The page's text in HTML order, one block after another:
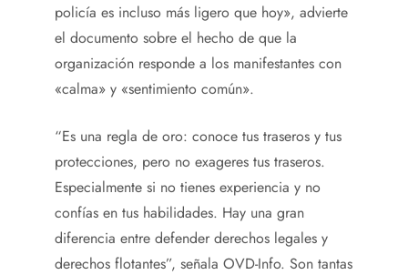
policía es incluso más ligero que hoy», advierte
el documento sobre el hecho de que la
organización responde a los manifestantes con
«calma» y «sentimiento común».
“Es una regla de oro: conoce tus traseros y tus
protecciones, pero no exageres tus traseros.
Especialmente si no tienes experiencia y no
confías en tus habilidades. Hay una gran
diferencia entre defender derechos legales y
derechos flotantes”, señala OVD-Info. Son tantas